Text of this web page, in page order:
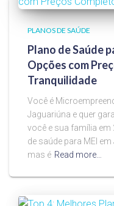
PLANOS DE SAÚDE
Plano de Saúde
Opções com
Tranquilidade
Você é
Jaguariúna e quer
você e sua família
de saúde para MEI
mas é Read more…